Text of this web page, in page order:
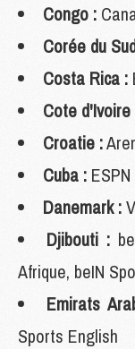
Congo :
Corée du
Costa Rica :
Cote d'Ivoire
Croatie :
Cuba :
Danemark :
Djibouti :
Afrique, beIN
Emirats
Sports English